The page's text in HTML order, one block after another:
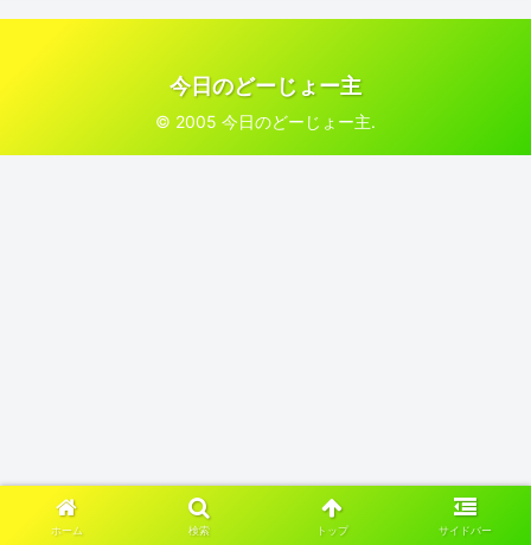
今日のどーじょー主
© 2005 今日のどーじょー主.
ホーム 検索 トップ サイドバー